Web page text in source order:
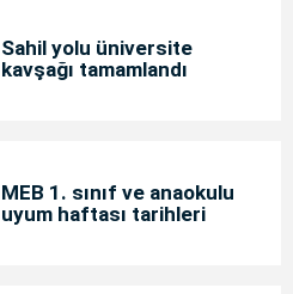
Sahil yolu üniversite
kavşağı tamamlandı
MEB 1. sınıf ve anaokulu
uyum haftası tarihleri